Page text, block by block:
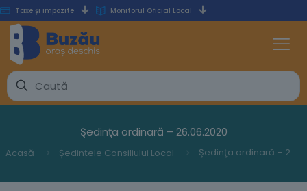
Taxe și impozite Monitorul Oficial Local
Şedinţa ordinară – 26.06.2020
Acasă Ședințele Consiliului Local Şedinţa ordinară – 26.06.2020